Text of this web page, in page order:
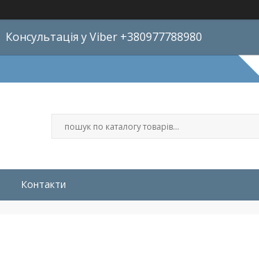
Консультація у Viber +380977788980
Контакти